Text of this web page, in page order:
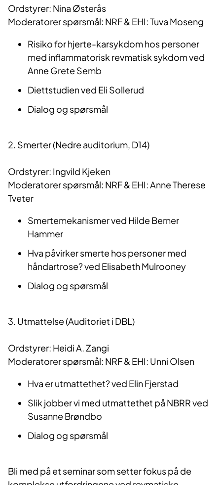
Ordstyrer: Nina Østerås
Moderatorer spørsmål: NRF & EHI: Tuva Moseng
Risiko for hjerte-karsykdom hos personer
med inflammatorisk revmatisk sykdom ved
Anne Grete Semb
Diettstudien ved Eli Sollerud
Dialog og spørsmål
2. Smerter (Nedre auditorium, D14)
Ordstyrer: Ingvild Kjeken
Moderatorer spørsmål: NRF & EHI: Anne Therese
Tveter
Smertemekanismer ved Hilde Berner
Hammer
Hva påvirker smerte hos personer med
håndartrose? ved Elisabeth Mulrooney
Dialog og spørsmål
3. Utmattelse (Auditoriet i DBL)
Ordstyrer: Heidi A. Zangi
Moderatorer spørsmål: NRF & EHI: Unni Olsen
Hva er utmattethet? ved Elin Fjerstad
Slik jobber vi med utmattethet på NBRR ved
Susanne Brøndbo
Dialog og spørsmål
Bli med på et seminar som setter fokus på de